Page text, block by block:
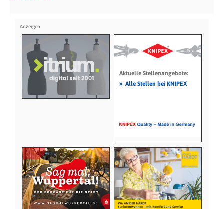
Aktuelle Stellenangebote:
» Alle Stellen bei KNIPEX